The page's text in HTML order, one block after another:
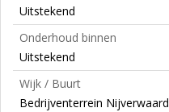
Uitstekend
Onderhoud binnen
Uitstekend
Wijk / Buurt
Bedrijventerrein Nijverwaard